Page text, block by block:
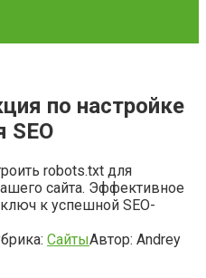
по настройке
SEO
robots.txt для
сайта. Эффективное
к успешной SEO-
СайтыАвтор: Andrey